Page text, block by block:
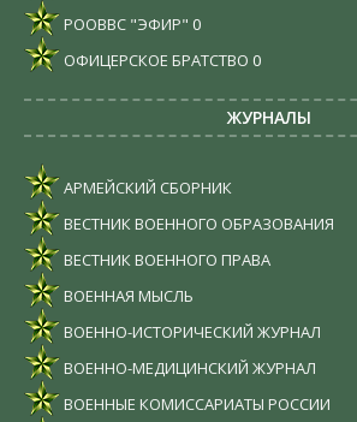
РООВВС "ЭФИР" 0
ОФИЦЕРСКОЕ БРАТСТВО 0
ЖУРНАЛЫ
АРМЕЙСКИЙ СБОРНИК
ВЕСТНИК ВОЕННОГО ОБРАЗОВАНИЯ
ВЕСТНИК ВОЕННОГО ПРАВА
ВОЕННАЯ МЫСЛЬ
ВОЕННО-ИСТОРИЧЕСКИЙ ЖУРНАЛ
ВОЕННО-МЕДИЦИНСКИЙ ЖУРНАЛ
ВОЕННЫЕ КОМИССАРИАТЫ РОССИИ